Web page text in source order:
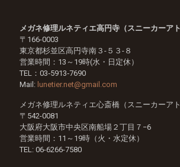
メガネ修理ルネティエ高円寺（スニーカーア
〒166-0003
東京都杉並区高円寺南３-５３-８
営業時間：13～19時(水・日定休）
TEL：03‐5913‐7690
Mail: lunetier.net@gmail.com
メガネ修理ルネティエ心斎橋（スニーカーア
〒542-0081
大阪府大阪市中央区南船場２丁目７−6
営業時間：11～19時（火・水定休）
TEL: 06-6266-7580